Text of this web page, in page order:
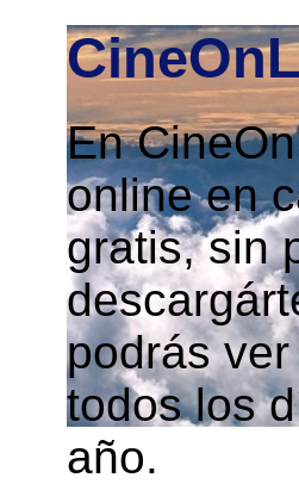
En
online en
gratis, sin
podrás
todos los
año.